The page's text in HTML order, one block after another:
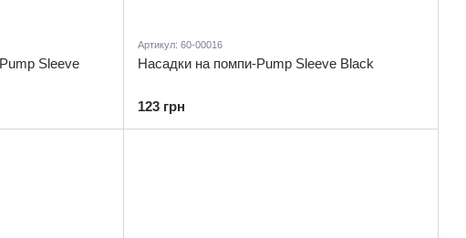
Sleeve
Артикул: 60-00016
Насадки на помпи-Pump Sleeve Black
123 грн